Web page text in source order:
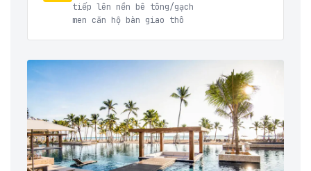
tiếp lên nền bê tông/gạch
men căn hộ bàn giao thô